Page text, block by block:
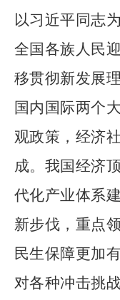
以习近平同志
全国各族人民
移贯彻新发展
国内国际两个
观政策，经济
成。我国经济
代化产业体系
新步伐，重点
民生保障更加
对各种冲击挑